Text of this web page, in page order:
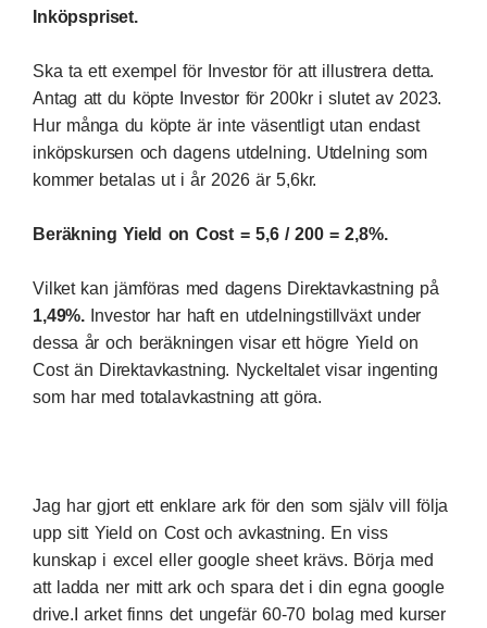
Inköpspriset.
Ska ta ett exempel för Investor för att illustrera detta.
Antag att du köpte Investor för 200kr i slutet av 2023.
Hur många du köpte är inte väsentligt utan endast
inköpskursen och dagens utdelning. Utdelning som
kommer betalas ut i år 2026 är 5,6kr.
Beräkning Yield on Cost = 5,6 / 200 = 2,8%.
Vilket kan jämföras med dagens Direktavkastning på
1,49%. Investor har haft en utdelningstillväxt under
dessa år och beräkningen visar ett högre Yield on
Cost än Direktavkastning. Nyckeltalet visar ingenting
som har med totalavkastning att göra.
Jag har gjort ett enklare ark för den som själv vill följa
upp sitt Yield on Cost och avkastning. En viss
kunskap i excel eller google sheet krävs. Börja med
attladda ner mitt arkoch spara det i din egna google
drive.I arket finns det ungefär 60-70 bolag med kurser